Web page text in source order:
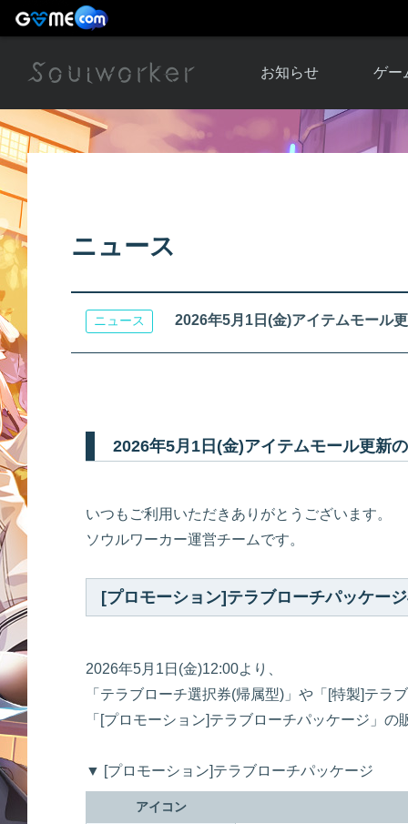
お知らせ
お知らせ一覧
ゲー
ソウ
アップ
ニュース
ニュース 2026年5月1日(金)アイテムモール
2026年5月1日(金)アイテムモール更新
いつもご利用いただきありがとうございます。
ソウルワーカー運営チームです。
[プロモーション]テラブローチパッケー
2026年5月1日(金)12:00より、
「テラブローチ選択券(帰属型)」や「[特製]テラ
「[プロモーション]テラブローチパッケージ」の
▼ [プロモーション]テラブローチパッケージ
アイコン